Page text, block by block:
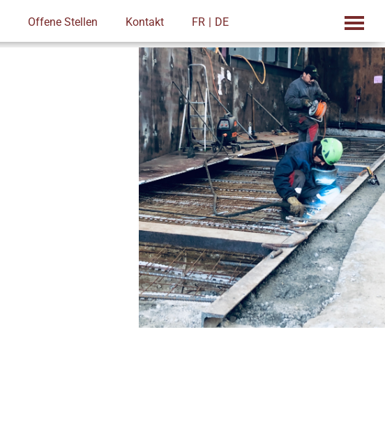
Offene Stellen Kontakt FR DE